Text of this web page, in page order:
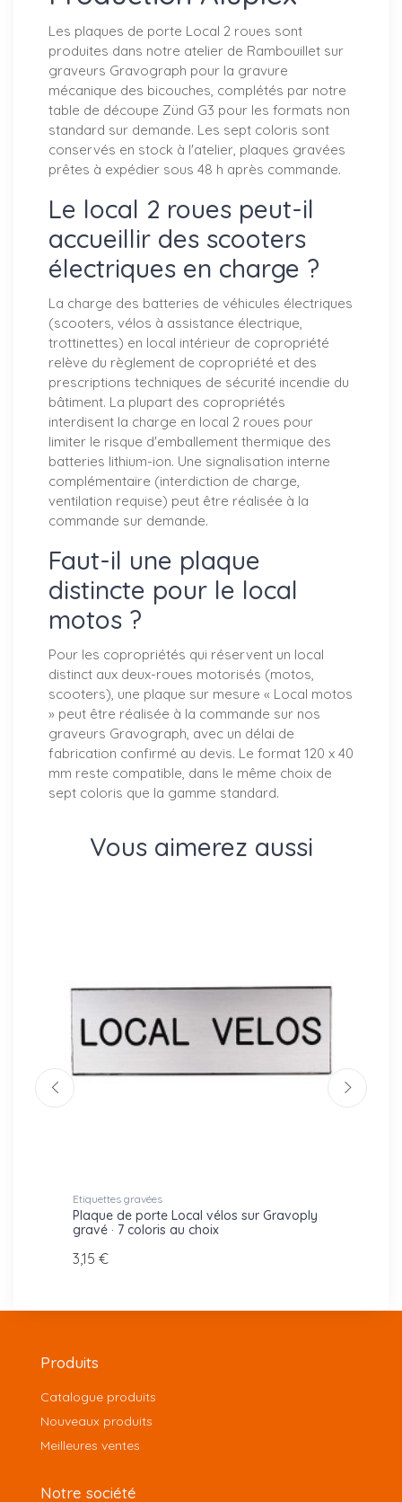
Les plaques de porte Local 2 roues sont
produites dans notre atelier de Rambouillet sur
graveurs Gravograph pour la gravure
mécanique des bicouches, complétés par notre
table de découpe Zünd G3 pour les formats non
standard sur demande. Les sept coloris sont
conservés en stock à l'atelier, plaques gravées
prêtes à expédier sous 48 h après commande.
Le local 2 roues peut-il
accueillir des scooters
électriques en charge ?
La charge des batteries de véhicules électriques
(scooters, vélos à assistance électrique,
trottinettes) en local intérieur de copropriété
relève du règlement de copropriété et des
prescriptions techniques de sécurité incendie du
bâtiment. La plupart des copropriétés
interdisent la charge en local 2 roues pour
limiter le risque d'emballement thermique des
batteries lithium-ion. Une signalisation interne
complémentaire (interdiction de charge,
ventilation requise) peut être réalisée à la
commande sur demande.
Faut-il une plaque
distincte pour le local
motos ?
Pour les copropriétés qui réservent un local
distinct aux deux-roues motorisés (motos,
scooters), une plaque sur mesure « Local motos
» peut être réalisée à la commande sur nos
graveurs Gravograph, avec un délai de
fabrication confirmé au devis. Le format 120 x 40
mm reste compatible, dans le même choix de
sept coloris que la gamme standard.
Vous aimerez aussi
Etiquettes gravées
Plaque de porte Local vélos sur Gravoply
gravé · 7 coloris au choix
3,15 €
Produits
Catalogue produits
Nouveaux produits
Meilleures ventes
Notre société